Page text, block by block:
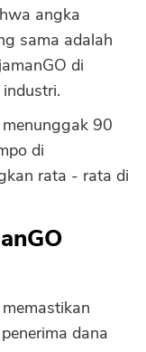
angka
sama adalah
di
90
di
rata - rata di
dana